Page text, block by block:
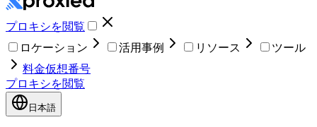
プロキシを閲覧
ロケーション
活用事例 リソース
ツール
料金仮想番号
プロキシを閲覧
日本語